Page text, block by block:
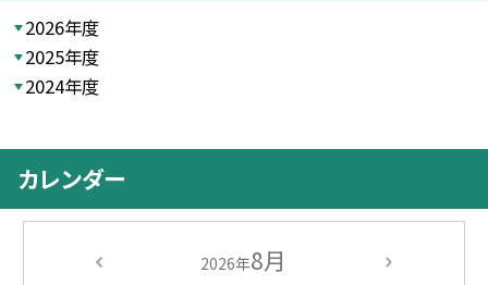
2026年度
2025年度
2024年度
カレンダー
2026年8月